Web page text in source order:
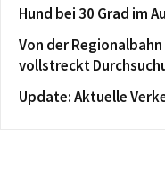
Hund bei 30 Grad im
Von der
vollstreckt
Update: Aktuelle